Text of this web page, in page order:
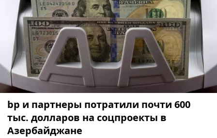
bp и партнеры потратили почти 600
тыс. долларов на соцпроекты в
Азербайджане